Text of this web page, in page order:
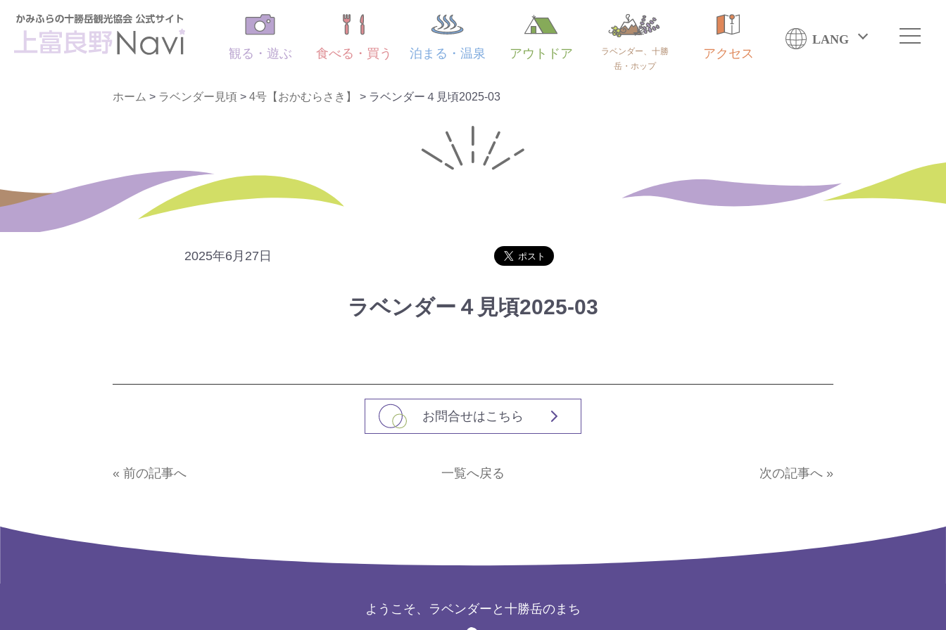
観る・遊ぶ 食べる・買う 泊まる・温泉 アウトドア
ラベンダー、十勝
岳・ホップ
アクセス
LANG
ホーム > ラベンダー見頃 > 4号【おかむらさき】 > ラベンダー４見頃2025-03
2025年6月27日
ラベンダー４見頃2025-03
お問合せはこちら
« 前の記事へ 一覧へ戻る 次の記事へ »
ようこそ、ラベンダーと十勝岳のまち